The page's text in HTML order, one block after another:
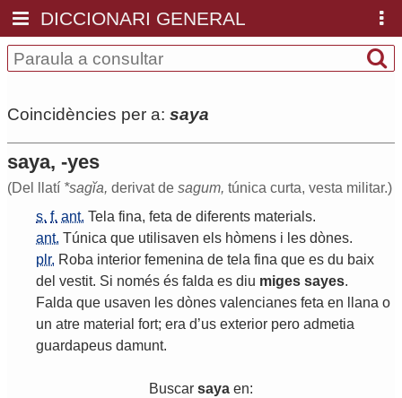
DICCIONARI GENERAL
Coincidències per a: saya
saya, -yes
(Del llatí *sagĭa, derivat de sagum, túnica curta, vesta militar.)
s. f. ant. Tela fina, feta de diferents materials.
ant. Túnica que utilisaven els hòmens i les dònes.
plr. Roba interior femenina de tela fina que es du baix
del vestit. Si només és falda es diu miges sayes.
Falda que usaven les dònes valencianes feta en llana o
un atre material fort; era d’us exterior pero admetia
guardapeus damunt.
Buscar saya en: